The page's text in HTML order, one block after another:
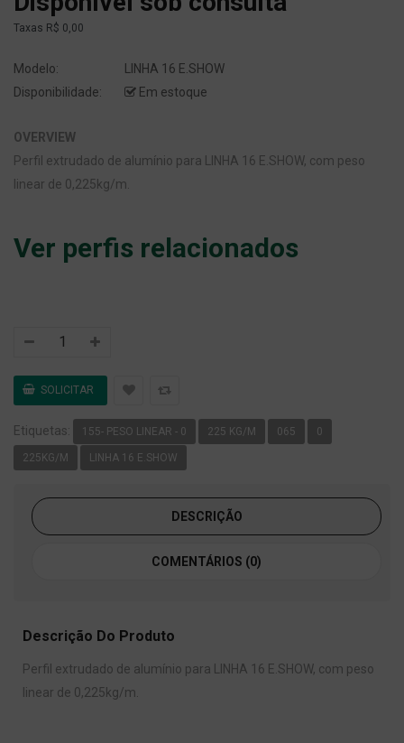
Taxas R$ 0,00
Modelo:
LINHA 16 E.SHOW
Disponibilidade:
Em estoque
OVERVIEW
Perfil extrudado de alumínio para LINHA 16 E.SHOW, com peso
linear de 0,225kg/m.
Ver perfis relacionados
Etiquetas: 155- PESO LINEAR - 0 225 KG/M 065 0
225KG/M LINHA 16 E.SHOW
DESCRIÇÃO
COMENTÁRIOS (0)
Descrição Do Produto
Perfil extrudado de alumínio para LINHA 16 E.SHOW, com peso
linear de 0,225kg/m.